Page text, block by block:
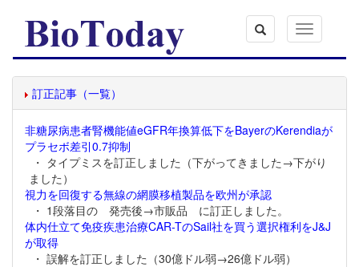
Toggle
navigation
訂正記事（一覧）
非糖尿病患者腎機能値eGFR年換算低下をBayerのKerendiaが
プラセボ差引0.7抑制
・ タイプミスを訂正しました（下がってきました→下がり
ました）
視力を回復する無線の網膜移植製品を欧州が承認
・ 1段落目の 発売後→市販品 に訂正しました。
体内仕立て免疫疾患治療CAR-TのSail社を買う選択権利をJ&J
が取得
・ 誤解を訂正しました（30億ドル弱→26億ドル弱）